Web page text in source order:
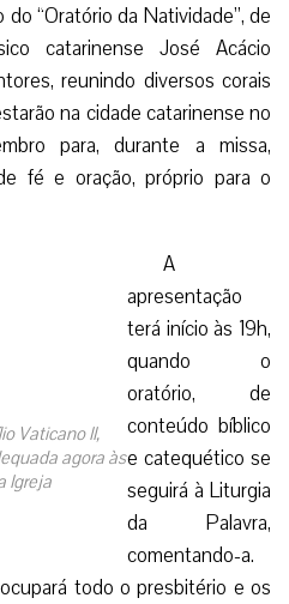
“Oratório da Natividade”, de
catarinense José Acácio
reunindo diversos corais
na cidade catarinense no
para, durante a missa,
fé e oração, próprio para o
A
apresentação
terá início às 19h,
quando o
oratório, de
conteúdo bíblico
e catequético se
seguirá à Liturgia
da Palavra,
comentando-a.
Neste momento,